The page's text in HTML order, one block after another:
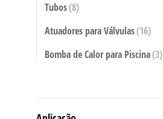
Tubos(8)
Atuadores para Válvulas(16)
Bomba de Calor para Piscina(3)